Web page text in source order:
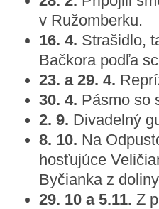
v Ružomberku.
16. 4. Strašidlo,
Bačkora podľa
23. a 29. 4.
30. 4. Pásmo so
2. 9. Divadelný
8. 10. Na
hosťujúce
Byčianka z
29. 10 a 5.11. Z